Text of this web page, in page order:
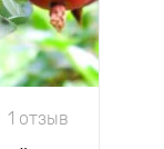
1 отзыв